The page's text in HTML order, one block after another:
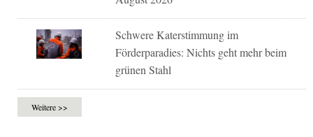
Schwere Katerstimmung im
Förderparadies: Nichts geht mehr beim
grünen Stahl
Weitere >>